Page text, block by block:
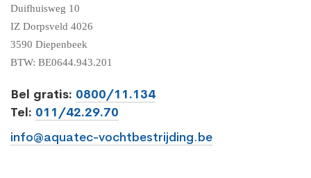
Duifhuisweg 10
IZ Dorpsveld 4026
3590 Diepenbeek
BTW: BE0644.943.201
Bel gratis: 0800/11.134
Tel: 011/42.29.70
info@aquatec-vochtbestrijding.be